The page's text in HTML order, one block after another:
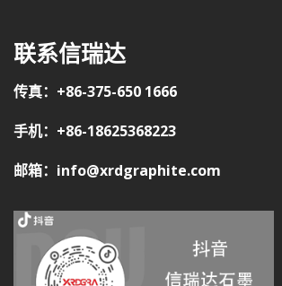
联系信瑞达
传真：+86-375-650 1666
手机：+86-18625368223
邮箱：info@xrdgraphite.com